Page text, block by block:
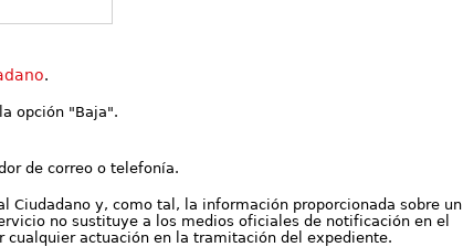
.
opción "Baja".
de correo o telefonía.
y, como tal, la información proporcionada sobre un
no sustituye a los medios oficiales de notificación en el
actuación en la tramitación del expediente.